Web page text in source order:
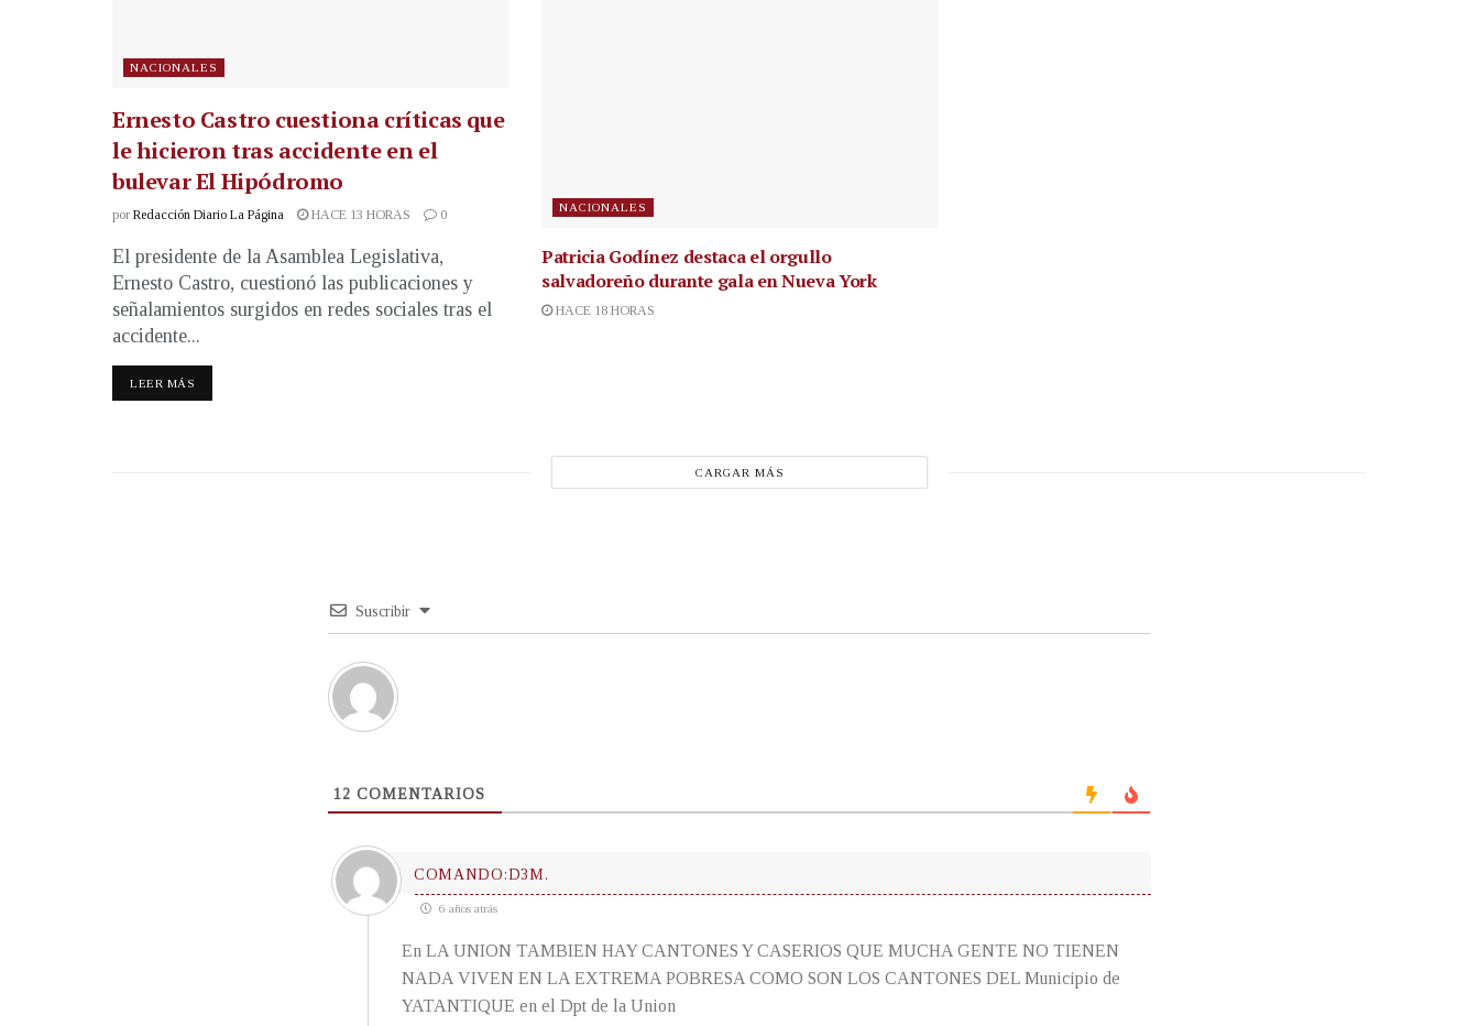
NACIONALES
Ernesto Castro cuestiona críticas que
le hicieron tras accidente en el
bulevar El Hipódromo
por Redacción Diario La Página HACE 13 HORAS 0
El presidente de la Asamblea Legislativa,
Ernesto Castro, cuestionó las publicaciones y
señalamientos surgidos en redes sociales tras el
accidente...
LEER MÁS
NACIONALES
Patricia Godínez destaca el orgullo
salvadoreño durante gala en Nueva York
HACE 18 HORAS
CARGAR MÁS
Suscribir
12 COMENTARIOS
COMANDO:D3M.
6 años atrás
En LA UNION TAMBIEN HAY CANTONES Y CASERIOS QUE MUCHA GENTE NO TIENEN
NADA VIVEN EN LA EXTREMA POBRESA COMO SON LOS CANTONES DEL Municipio de
YATANTIQUE en el Dpt de la Union